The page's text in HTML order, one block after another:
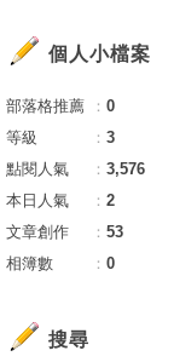
個人小檔案
部落格推薦 ： 0
等級
： 3
點閱人氣
： 3,576
本日人氣
： 2
文章創作
： 53
相簿數
： 0
搜尋